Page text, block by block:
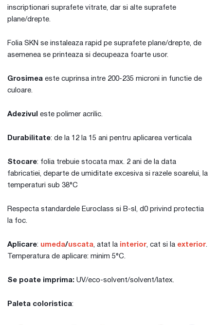
inscriptionari suprafete vitrate, dar si alte suprafete
plane/drepte.
Folia SKN se instaleaza rapid pe suprafete plane/drepte, de
asemenea se printeaza si decupeaza foarte usor.
Grosimea este cuprinsa intre 200-235 microni in functie de
culoare.
Adezivul este polimer acrilic.
Durabilitate: de la 12 la 15 ani pentru aplicarea verticala
Stocare: folia trebuie stocata max. 2 ani de la data
fabricatiei, departe de umiditate excesiva si razele soarelui, la
temperaturi sub 38°C
Respecta standardele Euroclass si B-sl, d0 privind protectia
la foc.
Aplicare: umeda/uscata, atat la interior, cat si la exterior.
Temperatura de aplicare: minim 5°C.
Se poate imprima: UV/eco-solvent/solvent/latex.
Paleta coloristica: